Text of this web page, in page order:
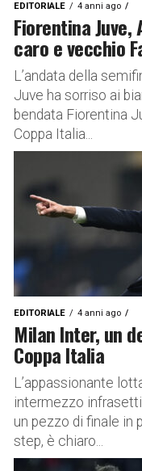
EDITORIALE 4 anni ago
Fiorentina
caro e vecchio
L’andata della
Juve ha sorriso ai
bendata Fiorentina
Coppa Italia...
EDITORIALE 4 anni ago
Milan Inter, un
Coppa Italia
L’appassionante
intermezzo
un pezzo di finale in
step, è chiaro...